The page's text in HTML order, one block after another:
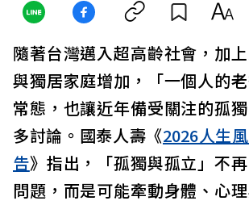
隨著台灣邁入超高齡社會，加
與獨居家庭增加，「一個人的
常態，也讓近年備受關注的孤
多討論。國泰人壽《2026人生
告》指出，「孤獨與孤立」不
問題，而是可能牽動身體、心